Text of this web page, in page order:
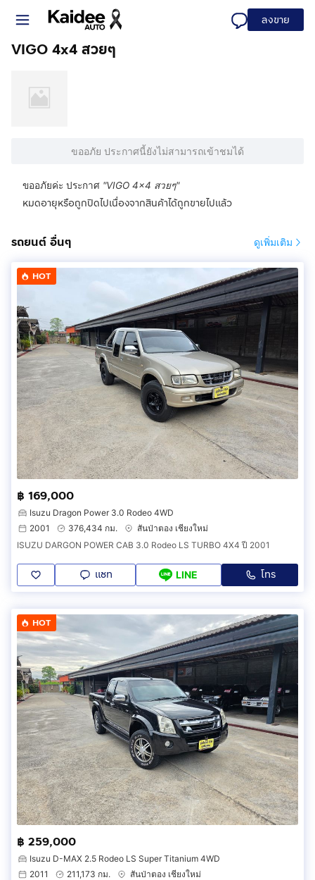
ลงขาย
VIGO 4x4 สวยๆ
ขออภัย ประกาศนี้ยังไม่สามารถเข้าชมได้
ขออภัยค่ะ ประกาศ "VIGO 4x4 สวยๆ"
หมดอายุหรือถูกปิดไปเนื่องจากสินค้าได้ถูกขายไปแล้ว
รถยนต์ อื่นๆ ดูเพิ่มเติม
HOT
฿ 169,000
Isuzu Dragon Power 3.0 Rodeo 4WD
2001
376,434 กม.
สันป่าตอง เชียงใหม่
ISUZU DARGON POWER CAB 3.0 Rodeo LS TURBO 4X4 ปี 2001
แชท LINE โทร
HOT
฿ 259,000
Isuzu D-MAX 2.5 Rodeo LS Super Titanium 4WD
2011
211,173 กม.
สันป่าตอง เชียงใหม่